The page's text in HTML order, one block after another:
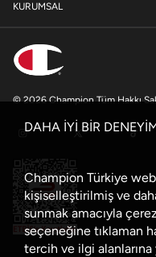
KURUMSAL
© 2026 Champion Tüm Hakkı
DAHA İYİ BİR
Champion Türkiye
kişiselleştirilmiş ve
sunmak amacıyla
seçeneğine tıklaman
tercih ve ilgi